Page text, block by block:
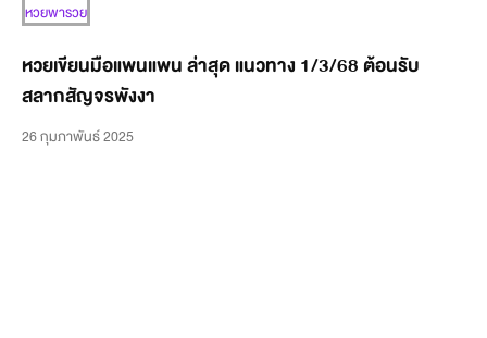
หวยพารวย
หวยเขียนมือแพนแพน ล่าสุด แนวทาง 1/3/68 ต้อนรับ
สลากสัญจรพังงา
26 กุมภาพันธ์ 2025